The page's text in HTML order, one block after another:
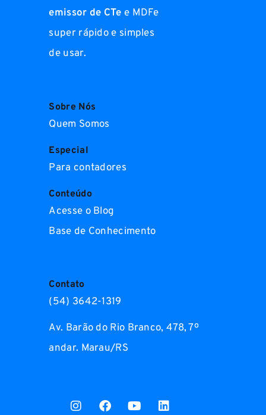
emissor de CTe e MDFe
super rápido e simples
de usar.
Sobre Nós
Quem Somos
Especial
Para contadores
Conteúdo
Acesse o Blog
Base de Conhecimento
Contato
(54) 3642-1319
Av. Barão do Rio Branco, 478, 7º
andar. Marau/RS